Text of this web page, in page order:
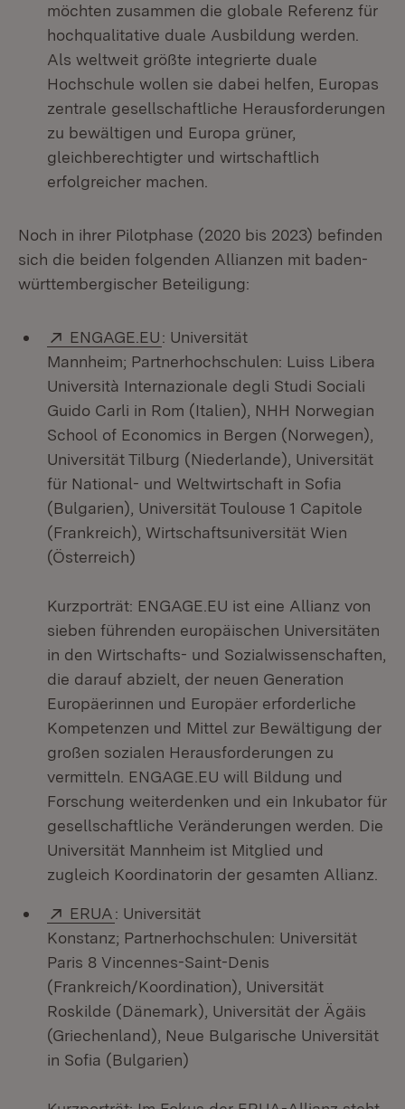
möchten zusammen die globale Referenz für
hochqualitative duale Ausbildung werden.
Als weltweit größte integrierte duale
Hochschule wollen sie dabei helfen, Europas
zentrale gesellschaftliche Herausforderungen
zu bewältigen und Europa grüner,
gleichberechtigter und wirtschaftlich
erfolgreicher machen.
Noch in ihrer Pilotphase (2020 bis 2023) befinden
sich die beiden folgenden Allianzen mit baden-
württembergischer Beteiligung:
Extern:
ENGAGE.EU(Öffnet in neuem Fenster)
: Universität
Mannheim; Partnerhochschulen: Luiss Libera
Università Internazionale degli Studi Sociali
Guido Carli in Rom (Italien), NHH Norwegian
School of Economics in Bergen (Norwegen),
Universität Tilburg (Niederlande), Universität
für National- und Weltwirtschaft in Sofia
(Bulgarien), Universität Toulouse 1 Capitole
(Frankreich), Wirtschaftsuniversität Wien
(Österreich)
Kurzporträt: ENGAGE.EU ist eine Allianz von
sieben führenden europäischen Universitäten
in den Wirtschafts- und Sozialwissenschaften,
die darauf abzielt, der neuen Generation
Europäerinnen und Europäer erforderliche
Kompetenzen und Mittel zur Bewältigung der
großen sozialen Herausforderungen zu
vermitteln. ENGAGE.EU will Bildung und
Forschung weiterdenken und ein Inkubator für
gesellschaftliche Veränderungen werden. Die
Universität Mannheim ist Mitglied und
zugleich Koordinatorin der gesamten Allianz.
Extern:
ERUA(Öffnet in neuem Fenster)
: Universität
Konstanz; Partnerhochschulen: Universität
Paris 8 Vincennes-Saint-Denis
(Frankreich/Koordination), Universität
Roskilde (Dänemark), Universität der Ägäis
(Griechenland), Neue Bulgarische Universität
in Sofia (Bulgarien)